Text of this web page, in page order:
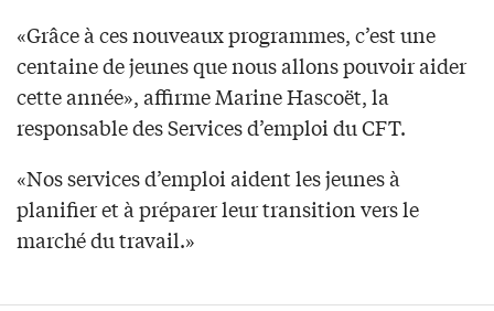
«Grâce à ces nouveaux programmes, c’est une
centaine de jeunes que nous allons pouvoir aider
cette année», affirme Marine Hascoët, la
responsable des Services d’emploi du CFT.
«Nos services d’emploi aident les jeunes à
planifier et à préparer leur transition vers le
marché du travail.»